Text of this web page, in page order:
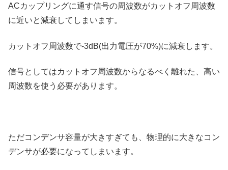
ACカップリングに通す信号の周波数がカットオフ周波数
に近いと減衰してしまいます。
カットオフ周波数で-3dB(出力電圧が70%)に減衰します。
信号としてはカットオフ周波数からなるべく離れた、高い
周波数を使う必要があります。
ただコンデンサ容量が大きすぎても、物理的に大きなコン
デンサが必要になってしまいます。